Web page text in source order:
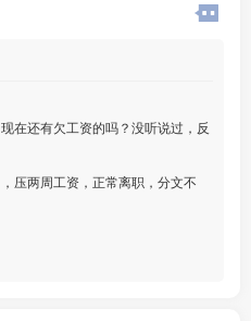
现在还有欠工资的吗？没听说过，反
，压两周工资，正常离职，分文不